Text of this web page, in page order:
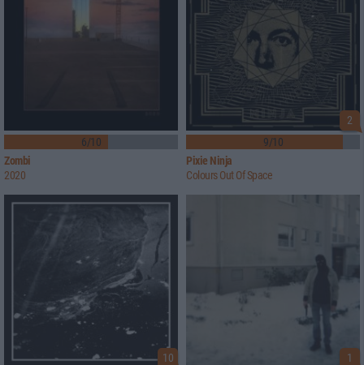
6/10
Zombi
2020
2
9/10
Pixie Ninja
Colours Out Of Space
10
1